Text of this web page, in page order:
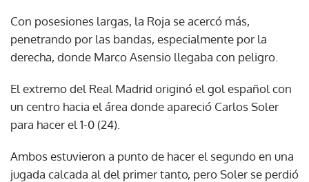
Con posesiones largas, la Roja se acercó más,
penetrando por las bandas, especialmente por la
derecha, donde Marco Asensio llegaba con peligro.
El extremo del Real Madrid originó el gol español con
un centro hacia el área donde apareció Carlos Soler
para hacer el 1-0 (24).
Ambos estuvieron a punto de hacer el segundo en una
jugada calcada al del primer tanto, pero Soler se perdió